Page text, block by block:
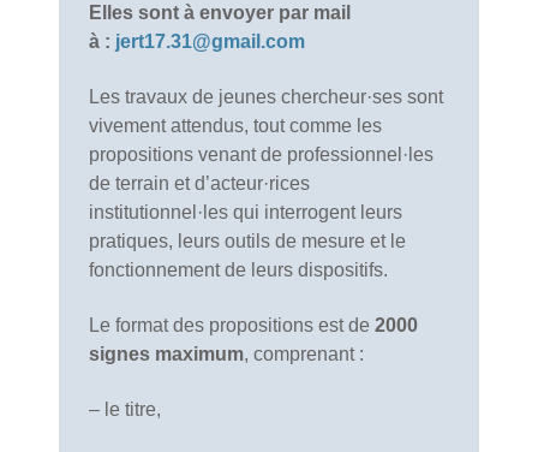
Elles sont à envoyer par mail
à : jert17.31@gmail.com
Les travaux de jeunes chercheur·ses sont
vivement attendus, tout comme les
propositions venant de professionnel·les
de terrain et d’acteur·rices
institutionnel·les qui interrogent leurs
pratiques, leurs outils de mesure et le
fonctionnement de leurs dispositifs.
Le format des propositions est de 2000
signes maximum, comprenant :
– le titre,